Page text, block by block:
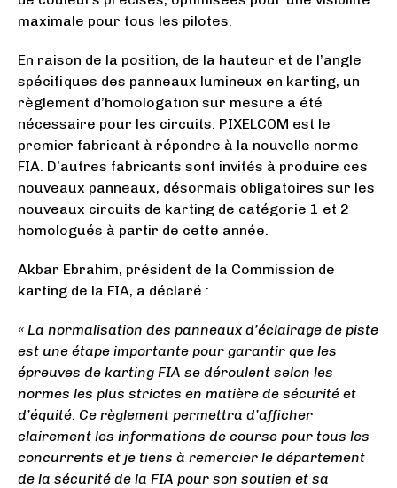
maximale pour tous les pilotes.
En raison de la position, de la hauteur et de l’angle
spécifiques des panneaux lumineux en karting, un
règlement d’homologation sur mesure a été
nécessaire pour les circuits. PIXELCOM est le
premier fabricant à répondre à la nouvelle norme
FIA. D’autres fabricants sont invités à produire ces
nouveaux panneaux, désormais obligatoires sur les
nouveaux circuits de karting de catégorie 1 et 2
homologués à partir de cette année.
Akbar Ebrahim, président de la Commission de
karting de la FIA, a déclaré :
« La normalisation des panneaux d’éclairage de piste
est une étape importante pour garantir que les
épreuves de karting FIA se déroulent selon les
normes les plus strictes en matière de sécurité et
d’équité. Ce règlement permettra d’afficher
clairement les informations de course pour tous les
concurrents et je tiens à remercier le département
de la sécurité de la FIA pour son soutien et sa